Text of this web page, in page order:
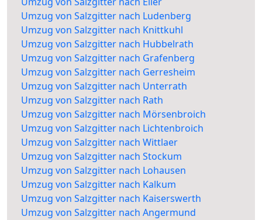
Umzug von Salzgitter nach Ludenberg
Umzug von Salzgitter nach Knittkuhl
Umzug von Salzgitter nach Hubbelrath
Umzug von Salzgitter nach Grafenberg
Umzug von Salzgitter nach Gerresheim
Umzug von Salzgitter nach Unterrath
Umzug von Salzgitter nach Rath
Umzug von Salzgitter nach Mörsenbroich
Umzug von Salzgitter nach Lichtenbroich
Umzug von Salzgitter nach Wittlaer
Umzug von Salzgitter nach Stockum
Umzug von Salzgitter nach Lohausen
Umzug von Salzgitter nach Kalkum
Umzug von Salzgitter nach Kaiserswerth
Umzug von Salzgitter nach Angermund